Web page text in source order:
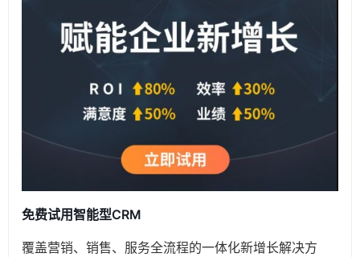
免费试用智能型CRM
覆盖营销、销售、服务全流程的一体化新增长解决方